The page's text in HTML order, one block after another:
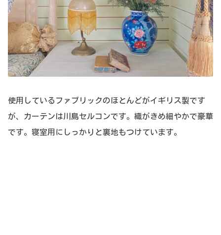
使用しているファブリックのほとんどがイギリス製です
が、カーテンは川島セルコンです。織がきめ細やかで豪華
です。寝室用にしっかりと裏地もつけています。